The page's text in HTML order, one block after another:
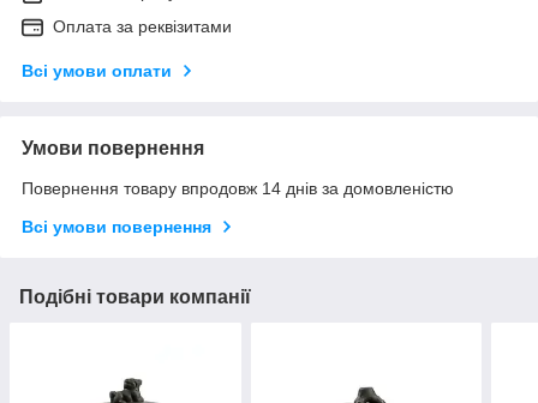
Оплата за реквізитами
Всі умови оплати
Умови повернення
Повернення товару впродовж 14 днів за домовленістю
Всі умови повернення
Подібні товари компанії